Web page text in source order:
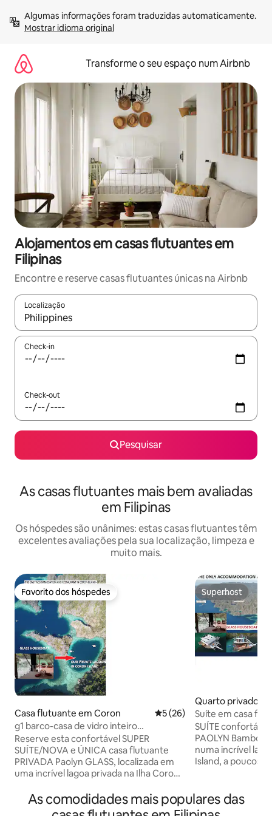
para
Mostrar idioma original
Transforme o seu espaço num Airbnb
Alojamentos em casas flutuantes em
Filipinas
Encontre e reserve casas flutuantes únicas na Airbnb
Localização
Quando os resultados estiverem disponíveis, navegue com
Check-in
Check-out
Pesquisar
As casas flutuantes mais bem avaliadas
em Filipinas
Os hóspedes são unânimes: estas casas flutuantes têm
excelentes avaliações pela sua localização, limpeza e
muito mais.
Favorito dos hóspedes
Favorito dos hóspedes
Casa flutuante em Coron Classificação média de 5
5 (26)
g1 barco-casa de vidro inteiro
acomodação apenas em coronIsland
Reserve esta confortável SUPER
SUÍTE/NOVA e ÚNICA casa flutuante
PRIVADA Paolyn GLASS, localizada em
uma incrível lagoa privada na Ilha Coron
de Twin Lagoons e a 5 km da cidade de
Coron. Basta pular e mergulhar, andar
Superhost
Superhost
Quarto privado
Suíte em casa
Ilha Coron
SUÍTE confortável
PAOLYN Bamboo Houseboat localizada
numa incrível
Island, a poucos
grelhas
e a nossa água
As comodidades mais populares das